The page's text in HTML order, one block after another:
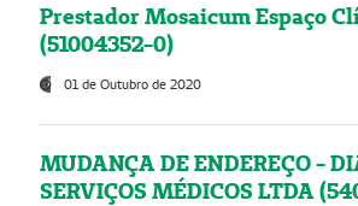
Prestador Mosaicum Espaço
(51004352-0)
01 de Outubro de 2020
MUDANÇA DE ENDEREÇO -
SERVIÇOS MÉDICOS LTDA